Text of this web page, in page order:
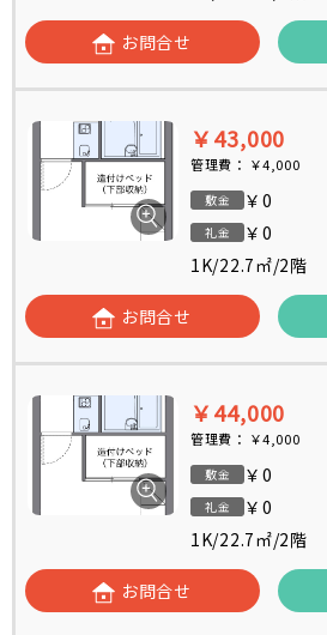
お問合せ
￥43,000
管理費： ￥4,000
敷金 ￥0
礼金
￥0
1K/22.7㎡/2階
お問合せ
￥44,000
管理費： ￥4,000
敷金 ￥0
礼金
￥0
1K/22.7㎡/2階
お問合せ